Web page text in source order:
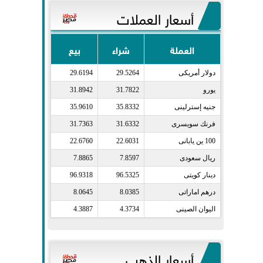
أسعار العملات
العملة شراء بيع
دولار أمريكى​ 29.5264
29.6194
يورو​ 31.7822
31.8942
جنيه إسترلينى​ 35.8332
35.9610
فرنك سويسرى​ 31.6332
31.7363
100 ين يابانى​ 22.6031
22.6760
ريال سعودى​ 7.8597
7.8865
دينار كويتى​ 96.5325
96.9318
درهم اماراتى​ 8.0385
8.0645
اليوان الصينى​ 4.3734
4.3887
أسعار الذهب